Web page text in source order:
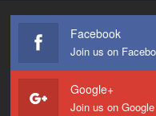
Facebook
Join us on
Google+
Join us on Google